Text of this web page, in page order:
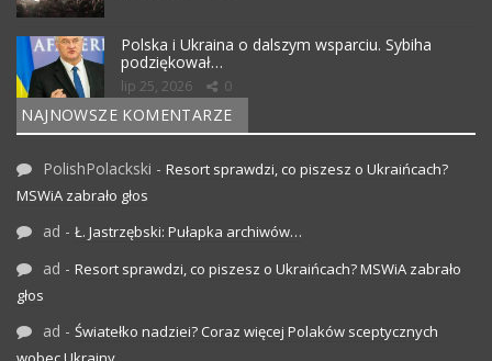
Polska i Ukraina o dalszym wsparciu. Sybiha
podziękował…
lip 25, 2026 0
NAJNOWSZE KOMENTARZE
PolishPolackski - Resort sprawdzi, co piszesz o Ukraińcach?
MSWiA zabrało głos
ad - Ł. Jastrzębski: Pułapka archiwów…
ad - Resort sprawdzi, co piszesz o Ukraińcach? MSWiA zabrało
głos
ad - Światełko nadziei? Coraz więcej Polaków sceptycznych